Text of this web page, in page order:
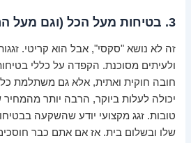
3. בטיחות מעל הכל (וגם מעל הרווח?)
זה לא נושא "סקסי", אבל הוא קריטי.
ולעיתים מסוכנת. הקפדה על כללי
חובה חוקית ואתית, אלא גם משתלמת
יכולה לעלות ביוקר, הרבה יותר
טובות. זגג מקצועי יודע שהשקעה
שלו ובשלום בית. אז אם אתם כבר